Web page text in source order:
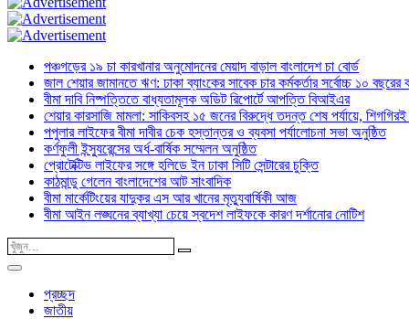
পঞ্চগড়ের ১৯ চা কারখানার অনুমোদনের মেয়াদ বাড়াল বাংলাদেশ চা বোর্ড
জাল শেয়ার জামানতে ঋণ: ঢাকা ব্যাংকের সাবেক চার কর্মকর্তার সর্বোচ্চ ১০ বছরের
বীমা দাবি নিষ্পত্তিতে বাধ্যতামূলক অডিট রিপোর্টে আপত্তি বিআইএর
শেয়ার কারসাজি মামলা: সাকিবসহ ১৫ জনের বিরুদ্ধে তদন্ত শেষ পর্যায়ে, শিগগিরই
পপুলার লাইফের বীমা দাবীর চেক হস্তান্তর ও ব্যবসা পর্যালোচনা সভা অনুষ্ঠিত
কর্ণফুলী ইন্স্যুরেন্সের অর্ধ-বার্ষিক সম্মেলন অনুষ্ঠিত
প্রোটেক্টিভ লাইফের সঙ্গে হলিডে ইন ঢাকা সিটি সেন্টারের চুক্তি
কাঠমান্ডু গেলেন বাংলাদেশের আট সাংবাদিক
বীমা মার্কেটিংয়ের যাদুকর এস আর খানের মৃত্যুবার্ষিকী আজ
বীমা আইন লঙ্ঘনের ব্যাখ্যা চেয়ে স্বদেশ লাইফকে কারণ দর্শানোর নোটিশ
প্রচ্ছদ
জাতীয়